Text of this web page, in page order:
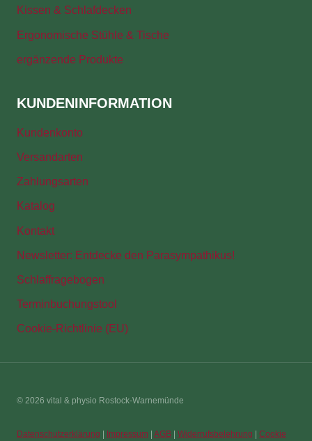
Kissen & Schlafdecken
Ergonomische Stühle & Tische
ergänzende Produkte
KUNDENINFORMATION
Kundenkonto
Versandarten
Zahlungsarten
Katalog
Kontakt
Newsletter: Entdecke den Parasympathikus!
Schlaffragebogen
Terminbuchungstool
Cookie-Richtlinie (EU)
© 2026 vital & physio Rostock-Warnemünde
Datenschutzerklärung Impressum AGB Widerrufsbelehrung Cookie